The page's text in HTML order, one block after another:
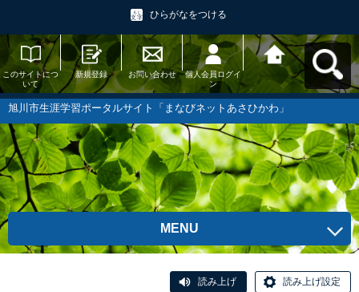
ひらがなをつける
このサイトにつ
いて
新規登録 お問い合わせ
個人会員ログイ
ン
旭川市生涯学習
ポータルサイト
「まなびネット
あさひかわ」へ
戻る
旭川市生涯学習ポータルサイト「まなびネットあさひかわ」
MENU
読み上げ 読み上げ設定